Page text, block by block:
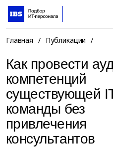
Главная / Публикации /
Как провести
компетенций
существующей
команды без
привлечения
консультантов